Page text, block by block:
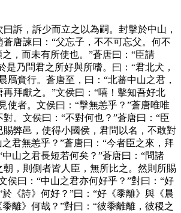
訴，訴少而立之以為嗣。封擊於中山，
唐諫曰：“父忘子，不不可忘父。何不
，而未有所使也。”蒼唐曰：“臣請
是乃問君之所好與所嗜。曰：“君北犬，
鴈賫行。蒼唐至，曰：“北蕃中山之君，
拜獻之。”文侯曰：“嘻！擊知吾好北
使者。文侯曰：“擊無恙乎？”蒼唐唯唯
。文侯曰：“不對何也？”蒼唐曰：“臣
賜弊邑，使得小國侯，君問以名，不敢對
君無恙乎？”蒼唐曰：“今者臣之來，拜
山之君長短若何矣？”蒼唐曰：“問諸
朝，則側者皆人臣，無所比之。然則所賜
侯曰：“中山之君亦何好乎？”對曰：“好
於《詩》何好？”曰：“好《黍離》與《晨
離》何哉？”對曰：“彼黍離離，彼稷之